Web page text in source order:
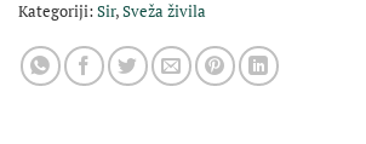
Kategoriji:Sir,Sveža živila